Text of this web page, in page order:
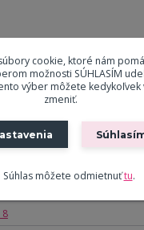
drevo
textília
8
cookie, ktoré nám
možnosti SÚHLASÍM
výber môžete kedykoľvek
zmeniť.
Súhlas môžete odmietnuťtu.